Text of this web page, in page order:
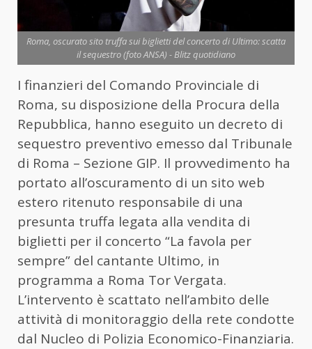
Roma, oscurato sito truffa sui biglietti del concerto di Ultimo: scatta
il sequestro (foto ANSA) - Blitz quotidiano
I finanzieri del Comando Provinciale di
Roma, su disposizione della Procura della
Repubblica, hanno eseguito un decreto di
sequestro preventivo emesso dal Tribunale
di Roma – Sezione GIP. Il provvedimento ha
portato all’oscuramento di un sito web
estero ritenuto responsabile di una
presunta truffa legata alla vendita di
biglietti per il concerto “La favola per
sempre” del cantante Ultimo, in
programma a Roma Tor Vergata.
L’intervento è scattato nell’ambito delle
attività di monitoraggio della rete condotte
dal Nucleo di Polizia Economico-Finanziaria.